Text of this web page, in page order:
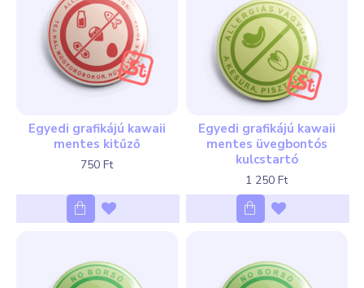
Egyedi grafikájú kawaii
mentes kitűző
750 Ft
Egyedi grafikájú kawaii
mentes üvegbontós
kulcstartó
1 250 Ft